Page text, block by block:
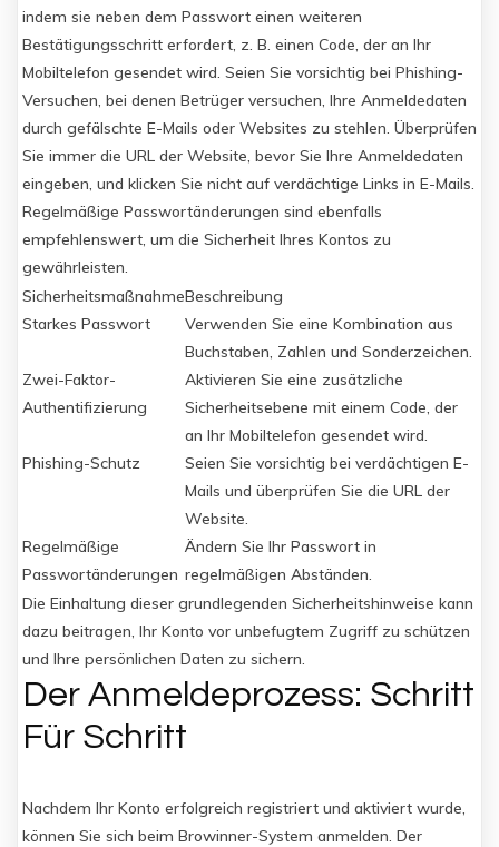
indem sie neben dem Passwort einen weiteren
Bestätigungsschritt erfordert, z. B. einen Code, der an Ihr
Mobiltelefon gesendet wird. Seien Sie vorsichtig bei Phishing-
Versuchen, bei denen Betrüger versuchen, Ihre Anmeldedaten
durch gefälschte E-Mails oder Websites zu stehlen. Überprüfen
Sie immer die URL der Website, bevor Sie Ihre Anmeldedaten
eingeben, und klicken Sie nicht auf verdächtige Links in E-Mails.
Regelmäßige Passwortänderungen sind ebenfalls
empfehlenswert, um die Sicherheit Ihres Kontos zu
gewährleisten.
SicherheitsmaßnahmeBeschreibung
Starkes Passwort
Verwenden Sie eine Kombination aus
Buchstaben, Zahlen und Sonderzeichen.
Zwei-Faktor-
Authentifizierung
Aktivieren Sie eine zusätzliche
Sicherheitsebene mit einem Code, der
an Ihr Mobiltelefon gesendet wird.
Phishing-Schutz
Seien Sie vorsichtig bei verdächtigen E-
Mails und überprüfen Sie die URL der
Website.
Regelmäßige
Passwortänderungen
Ändern Sie Ihr Passwort in
regelmäßigen Abständen.
Die Einhaltung dieser grundlegenden Sicherheitshinweise kann
dazu beitragen, Ihr Konto vor unbefugtem Zugriff zu schützen
und Ihre persönlichen Daten zu sichern.
Der Anmeldeprozess: Schritt
Für Schritt
Nachdem Ihr Konto erfolgreich registriert und aktiviert wurde,
können Sie sich beim Browinner-System anmelden. Der